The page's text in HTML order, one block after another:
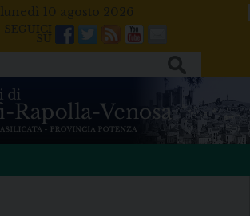
lunedì 10 agosto 2026
Facebook
Twitter
FeedsYoutube
Mail